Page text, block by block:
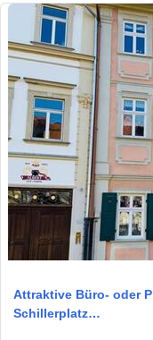
Attraktive Büro- oder
Schillerplatz…